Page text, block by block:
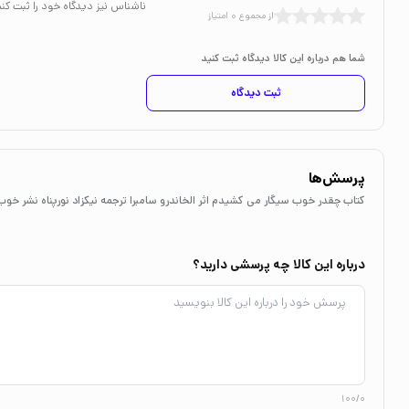
از مجموع 0 امتیاز
شما هم درباره این کالا دیدگاه ثبت کنید
ثبت دیدگاه
ناشناس نیز دیدگاه خود را ثبت
پرسش‌ها
کتاب چقدر خوب سیگار می کشیدم اثر الخاندرو سامبرا ترجمه نیکزاد نورپناه نشر
درباره این کالا چه پرسشی دارید؟
100/0